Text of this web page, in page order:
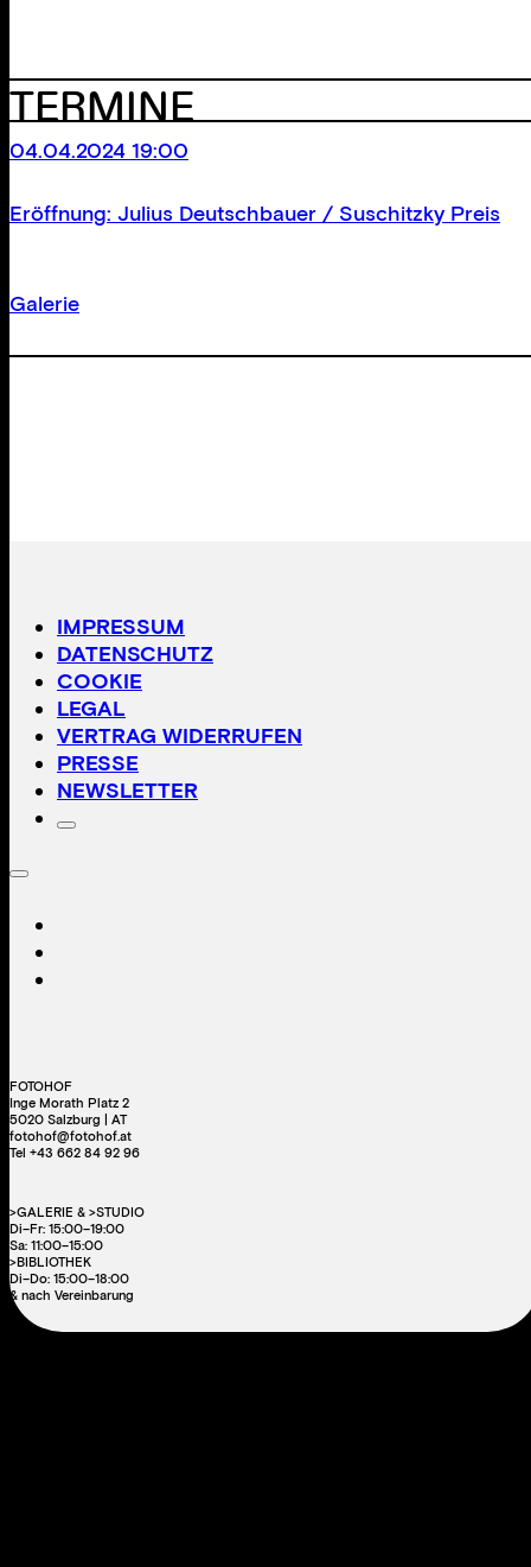
TERMINE
04.04.2024 19:00
Eröffnung: Julius Deutschbauer / Suschitzky Preis
Galerie
IMPRESSUM
DATENSCHUTZ
COOKIE
LEGAL
VERTRAG WIDERRUFEN
PRESSE
NEWSLETTER
FOTOHOF
Inge Morath Platz 2
5020 Salzburg | AT
fotohof@fotohof.at
Tel +43 662 84 92 96
>GALERIE & >STUDIO
Di–Fr: 15:00–19:00
Sa: 11:00–15:00
>BIBLIOTHEK
Di–Do: 15:00–18:00
& nach Vereinbarung